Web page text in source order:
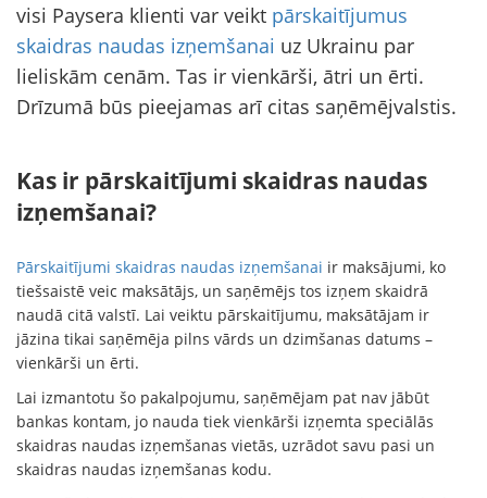
visi Paysera klienti var veikt pārskaitījumus
skaidras naudas izņemšanai uz Ukrainu par
lieliskām cenām. Tas ir vienkārši, ātri un ērti.
Drīzumā būs pieejamas arī citas saņēmējvalstis.
Kas ir pārskaitījumi skaidras naudas
izņemšanai?
Pārskaitījumi skaidras naudas izņemšanai ir maksājumi, ko
tiešsaistē veic maksātājs, un saņēmējs tos izņem skaidrā
naudā citā valstī. Lai veiktu pārskaitījumu, maksātājam ir
jāzina tikai saņēmēja pilns vārds un dzimšanas datums –
vienkārši un ērti.
Lai izmantotu šo pakalpojumu, saņēmējam pat nav jābūt
bankas kontam, jo nauda tiek vienkārši izņemta speciālās
skaidras naudas izņemšanas vietās, uzrādot savu pasi un
skaidras naudas izņemšanas kodu.